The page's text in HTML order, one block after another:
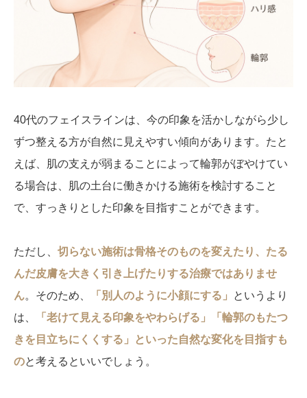
40代のフェイスラインは、今の印象を活かしながら少し
ずつ整える方が自然に見えやすい傾向があります。たと
えば、肌の支えが弱まることによって輪郭がぼやけてい
る場合は、肌の土台に働きかける施術を検討すること
で、すっきりとした印象を目指すことができます。
ただし、 切らない施術は骨格そのものを変えたり、たる
んだ皮膚を大きく引き上げたりする治療ではありませ
ん。そのため、 「別人のように小顔にする」
というより
は、
「老けて見える印象をやわらげる」「輪郭のもたつ
きを目立ちにくくする」といった自然な変化を目指すも
のと考えるといいでしょう。